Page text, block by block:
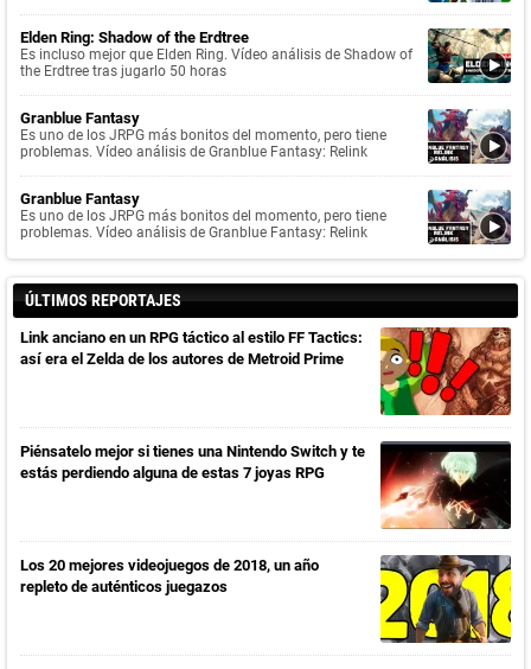
Elden Ring: Shadow of the Erdtree
Es incluso mejor que Elden Ring. Vídeo análisis de Shadow of
the Erdtree tras jugarlo 50 horas
Granblue Fantasy
Es uno de los JRPG más bonitos del momento, pero tiene
problemas. Vídeo análisis de Granblue Fantasy: Relink
Granblue Fantasy
Es uno de los JRPG más bonitos del momento, pero tiene
problemas. Vídeo análisis de Granblue Fantasy: Relink
ÚLTIMOS REPORTAJES
Link anciano en un RPG táctico al estilo FF Tactics:
así era el Zelda de los autores de Metroid Prime
Piénsatelo mejor si tienes una Nintendo Switch y te
estás perdiendo alguna de estas 7 joyas RPG
Los 20 mejores videojuegos de 2018, un año
repleto de auténticos juegazos